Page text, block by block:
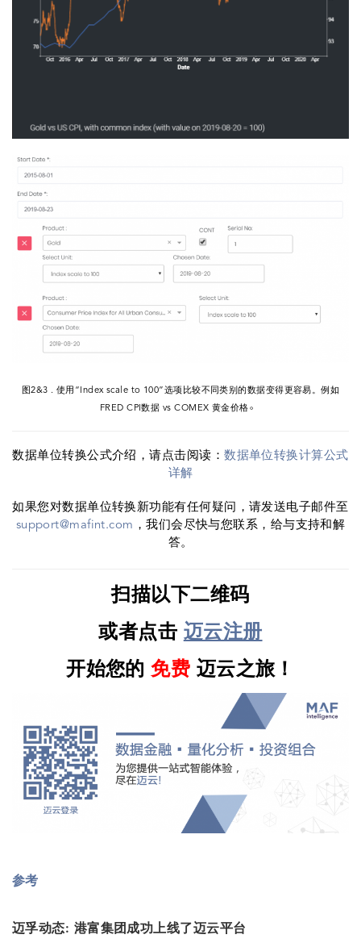
图2&3 . 使用“Index scale to 100”选项比较不同类别的数据变得更容易。例如
FRED CPI数据 vs COMEX 黄金价格。
数据单位转换公式介绍，请点击阅读：数据单位转换计算公式
详解
如果您对数据单位转换新功能有任何疑问，请发送电子邮件至
support@mafint.com ，我们会尽快与您联系，给与支持和解
答。
扫描以下二维码
或者点击 迈云注册
开始您的免费 迈云之旅！
参考
迈孚动态: 港富集团成功上线了迈云平台